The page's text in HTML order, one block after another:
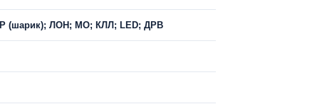
P (шарик); ЛОН; МО; КЛЛ; LED; ДРВ